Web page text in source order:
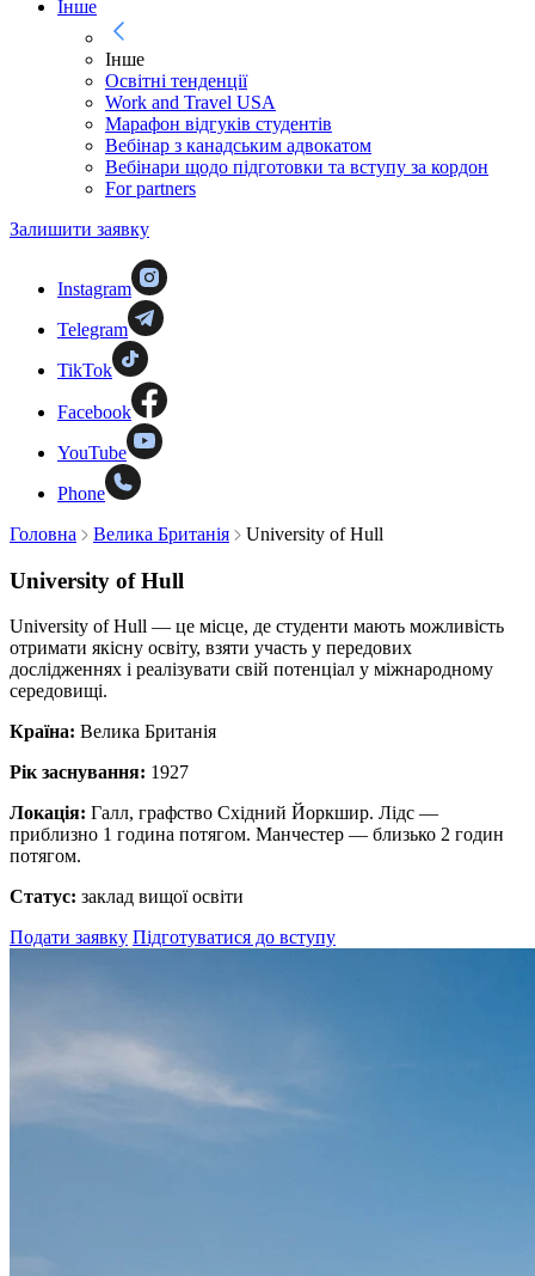
Інше
Інше
Освітні тенденції
Work and Travel USA
Марафон відгуків студентів
Вебінар з канадським адвокатом
Вебінари щодо підготовки та вступу за кордон
For partners
Залишити заявку
Instagram
Telegram
TikTok
Facebook
YouTube
Phone
Головна
Велика Британія University of Hull
University of Hull
University of Hull — це місце, де студенти мають можливість
отримати якісну освіту, взяти участь у передових
дослідженнях і реалізувати свій потенціал у міжнародному
середовищі.
Країна: Велика Британія
Рік заснування: 1927
Локація: Галл, графство Східний Йоркшир. Лідс —
приблизно 1 година потягом. Манчестер — близько 2 годин
потягом.
Статус: заклад вищої освіти
Подати заявку Підготуватися до вступу